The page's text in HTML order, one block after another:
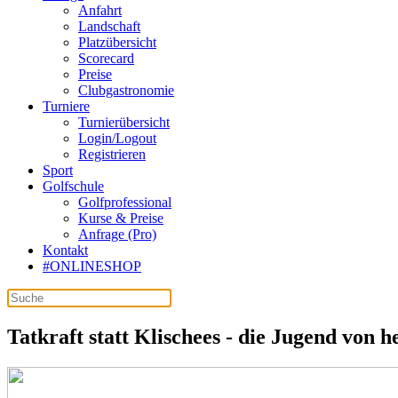
Anfahrt
Landschaft
Platzübersicht
Scorecard
Preise
Clubgastronomie
Turniere
Turnierübersicht
Login/Logout
Registrieren
Sport
Golfschule
Golfprofessional
Kurse & Preise
Anfrage (Pro)
Kontakt
#ONLINESHOP
Tatkraft statt Klischees - die Jugend von